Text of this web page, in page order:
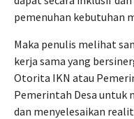
pemenuhan kebutuhan
Maka penulis melihat
kerja sama yang
Otorita IKN atau
Pemerintah Desa untuk
dan menyelesaikan